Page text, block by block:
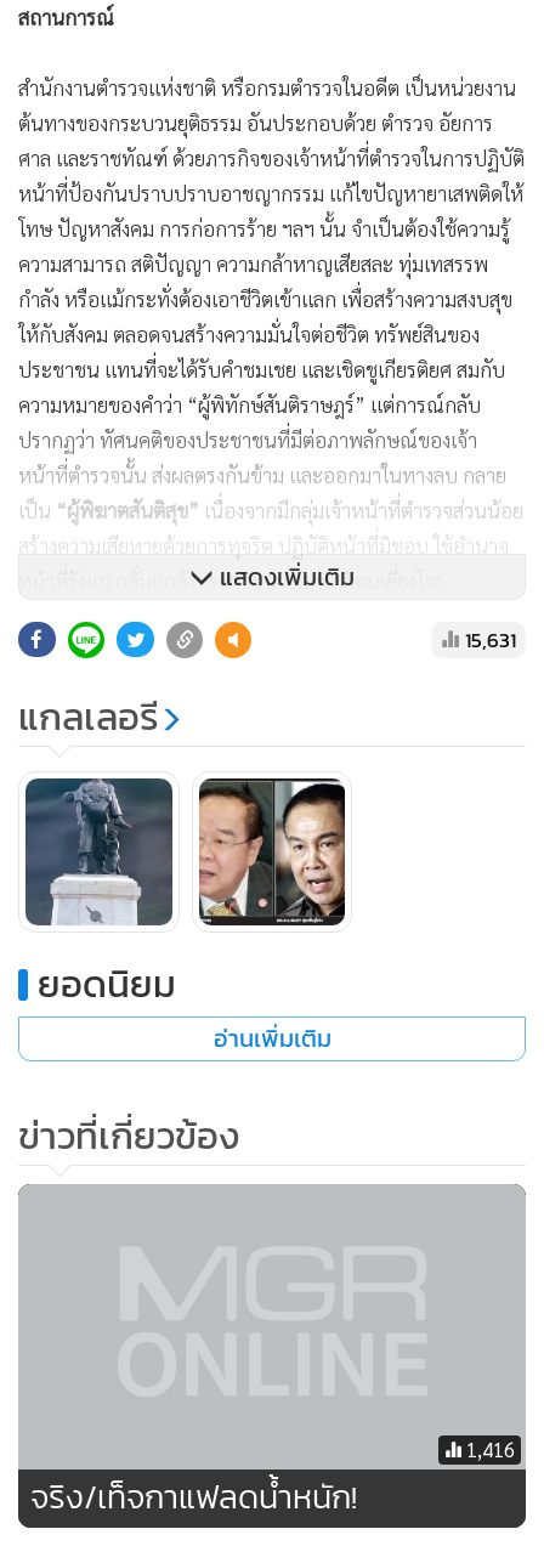
​สถานการณ์
สำนักงานตำรวจแห่งชาติ หรือกรมตำรวจในอดีต เป็นหน่วยงาน
ต้นทางของกระบวนยุติธรรม อันประกอบด้วย ตำรวจ อัยการ
ศาล และราชทัณฑ์ ด้วยภารกิจของเจ้าหน้าที่ตำรวจในการปฏิบัติ
หน้าที่ป้องกันปราบปราบอาชญากรรม แก้ไขปัญหายาเสพติดให้
โทษ ปัญหาสังคม การก่อการร้าย ฯลฯ นั้น จำเป็นต้องใช้ความรู้
ความสามารถ สติปัญญา ความกล้าหาญเสียสละ ทุ่มเทสรรพ
กำลัง หรือแม้กระทั่งต้องเอาชีวิตเข้าแลก เพื่อสร้างความสงบสุข
ให้กับสังคม ตลอดจนสร้างความมั่นใจต่อชีวิต ทรัพย์สินของ
ประชาชน แทนที่จะได้รับคำชมเชย และเชิดชูเกียรติยศ สมกับ
ความหมายของคำว่า “ผู้พิทักษ์สันติราษฎร์” แต่การณ์กลับ
ปรากฏว่า ทัศนคติของประชาชนที่มีต่อภาพลักษณ์ของเจ้า
หน้าที่ตำรวจนั้น ส่งผลตรงกันข้าม และออกมาในทางลบ กลาย
เป็น “ผู้พิฆาตสันติสุข” เนื่องจากมีกลุ่มเจ้าหน้าที่ตำรวจส่วนน้อย
สร้างความเสียหายด้วยการทุจริต ปฏิบัติหน้าที่มิชอบ ใช้อำนาจ
หน้าที่รังแก กลั่นแกล้งประชาชน ประพฤติตนเยี่ยงโจร
ยิ่งไปกว่านั้นเจ้าหน้าที่ตำรวจบางคนมียศ และตำแหน่งหน้าที่
หรือผู้มีอิทธิพล กำจัดผู้ที่มีความคิดเห็นตรงกันข้าม ด้วยการฆ่า
ตัดตอน ฆ่าอำพรางคดี สร้างรอยด่างพร้อย ทำให้เกียรติยศชื่อ
เสียงของเจ้าหน้าที่ตำรวจส่วนใหญ่ที่มุ่งมั่นสร้างความดีงาม
ปฏิบัติหน้าที่ด้วยความซื่อสัตย์สุจริต ต้องพลอยเสื่อมเสีย
เกียรติยศ ชื่อเสียง และศักดิ์ศรีไปด้วย ซึ่งเห็นเป็นตัวอย่างในกรณี
อดีตผู้บัญชาการตำรวจนครบาล นำภาพถ่ายการประดับยศพล
ตำรวจโท โดยพันตำรวจโททักษิณ ชินวัตร
แม้ว่าจะอ้างว่าเป็นผู้มีพระคุณก็ตาม ไม่พึงกระทำเป็นอย่างยิ่ง
เนื่องจากผู้มีพระคุณนั้นเป็นจำเลยหลบหนีคดีตามคำพิพากษา
ของศาลฎีกาแผนกคดีอาญานักการเมือง หรือจะอ้างเป็นข้อ
แต่ก็เป็นเรื่องสุ่มเสี่ยงต่อการกระทำผิดในข้อหา เป็นเจ้าพนักงาน
ละเว้นการปฏิบัติหน้าที่ โดยมิชอบ
และจรรยาบรรณของข้าราชการตำรวจ เป็นผู้บังคับบัญชาที่มี
พฤติกรรมตัวอย่างไม่ดี ต่อหน้าข้าราชการตำรวจผู้ใต้บังคับ
บัญชา แต่ในบางมุมมองก็มีการเอาเป็นแบบอย่างว่า ถ้ารับใช้
แสดงเพิ่มเติม
15,631
แกลเลอรี
ยอดนิยม
อ่านเพิ่มเติม
ข่าวที่เกี่ยวข้อง
1,416
จริง/เท็จกาแฟลดนํ้าหนัก!